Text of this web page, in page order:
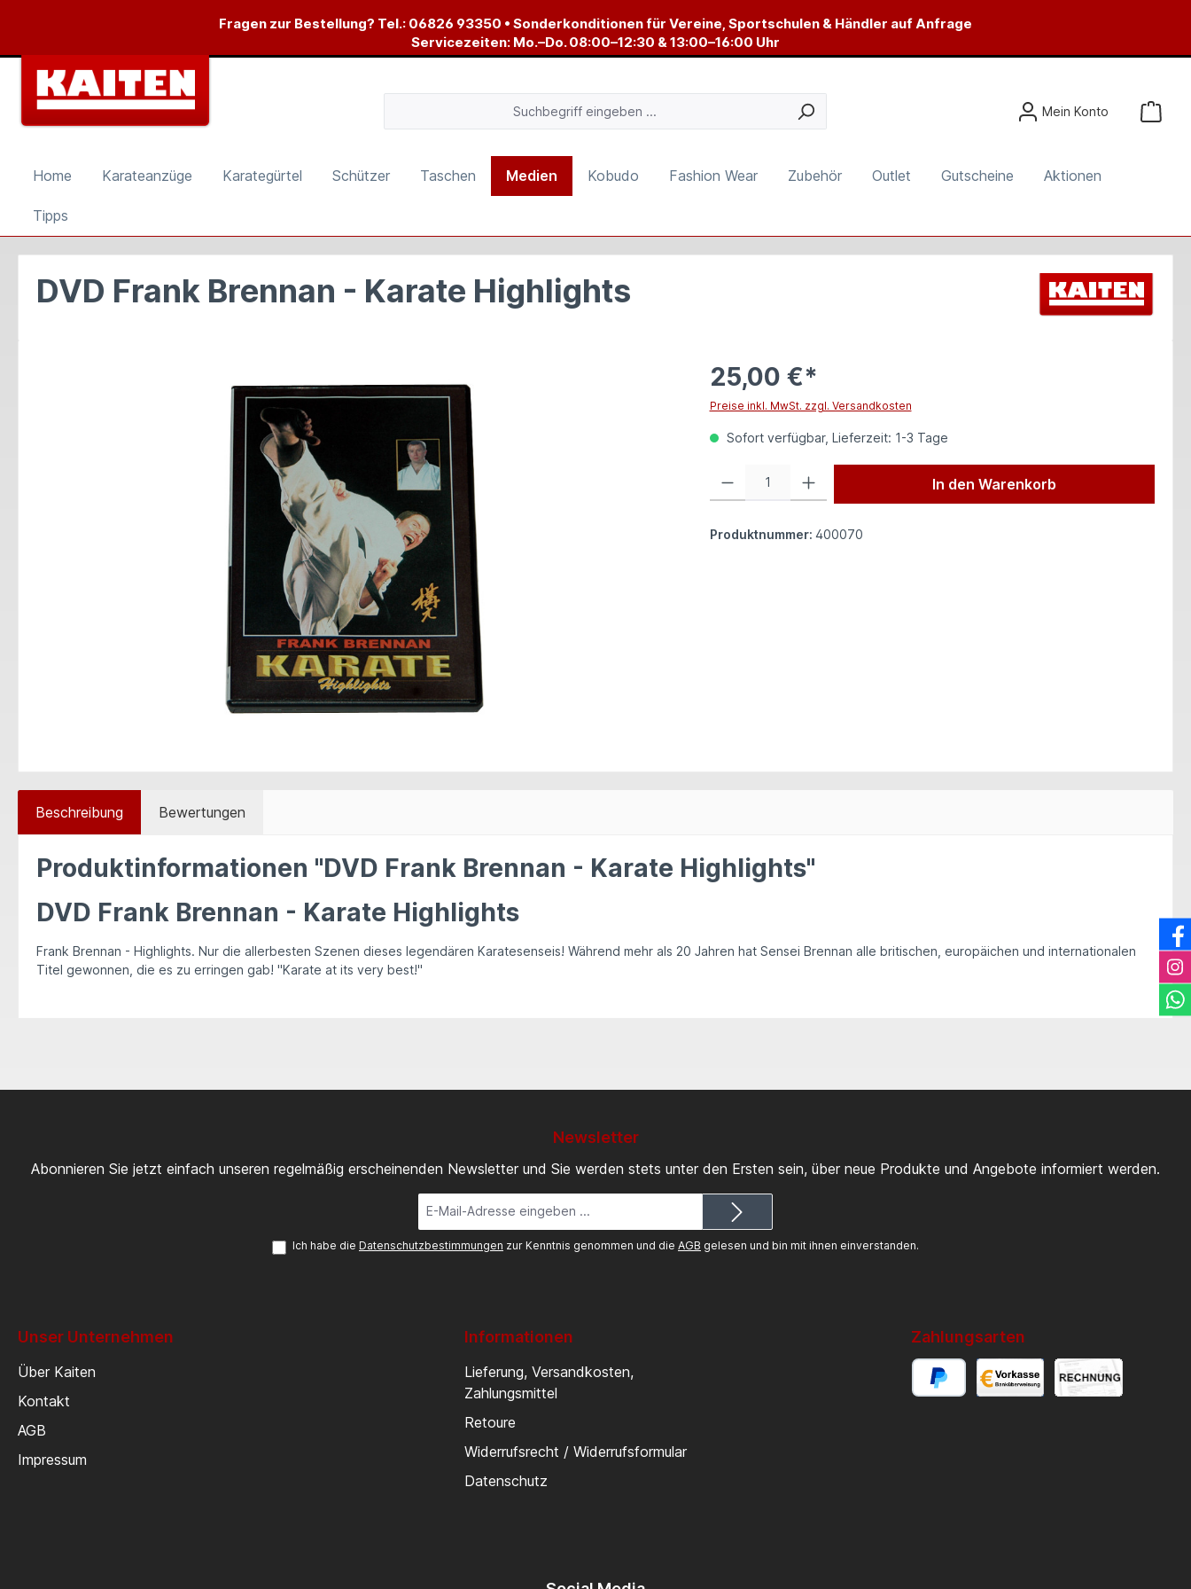
Zur Hauptnavigation springenFragen zur Bestellung? Tel.: 06826 93350 • Sonderkonditionen für Vereine, Sportschulen & Händler auf Anfrage
Servicezeiten: Mo.–Do. 08:00–12:30 & 13:00–16:00 Uhr
Mein Konto
Home Karateanzüge Karategürtel Schützer Taschen Medien Kobudo Fashion Wear Zubehör Outlet Gutscheine Aktionen
Tipps
DVD Frank Brennan - Karate Highlights
25,00 €*
Preise inkl. MwSt. zzgl. Versandkosten
Sofort verfügbar, Lieferzeit: 1-3 Tage
In den Warenkorb
Produktnummer: 400070
Beschreibung Bewertungen
Produktinformationen "DVD Frank Brennan - Karate Highlights"
DVD Frank Brennan - Karate Highlights
Frank Brennan - Highlights. Nur die allerbesten Szenen dieses legendären Karatesenseis! Während mehr als 20 Jahren hat Sensei Brennan alle britischen, europäichen und internationalen
Titel gewonnen, die es zu erringen gab! "Karate at its very best!"
Newsletter
Abonnieren Sie jetzt einfach unseren regelmäßig erscheinenden Newsletter und Sie werden stets unter den Ersten sein, über neue Produkte und Angebote informiert werden.
Mail-
Adresse*
Ich habe die Datenschutzbestimmungen zur Kenntnis genommen und die AGB gelesen und bin mit ihnen einverstanden.
Unser Unternehmen
Über Kaiten
Kontakt
AGB
Impressum
Informationen
Lieferung, Versandkosten,
Zahlungsmittel
Retoure
Widerrufsrecht / Widerrufsformular
Datenschutz
Zahlungsarten